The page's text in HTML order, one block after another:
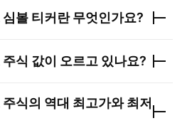
심볼 티커란 무엇인가요?
주식 값이 오르고 있나요?
주식의 역대 최고가와 최저